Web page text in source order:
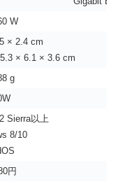
W
× 2.4 cm
× 6.1 × 3.6 cm
g
Sierra以上
8/10
円